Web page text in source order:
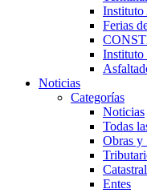
Instituto
Ferias
Noticias
Categorías
Noticias
Todas
Obras y
Catastral
Entes